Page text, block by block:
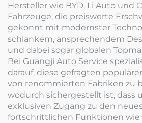
Hersteller wie BYD, Li Auto und
Fahrzeuge, die preiswerte
gekonnt mit modernster
schlankem, ansprechendem
und dabei sogar globalen
Bei Guangji Auto Service
darauf, diese gefragten
von renommierten Fabriken zu
wodurch sichergestellt ist, dass
exklusiven Zugang zu den
fortschrittlichen Funktionen wie